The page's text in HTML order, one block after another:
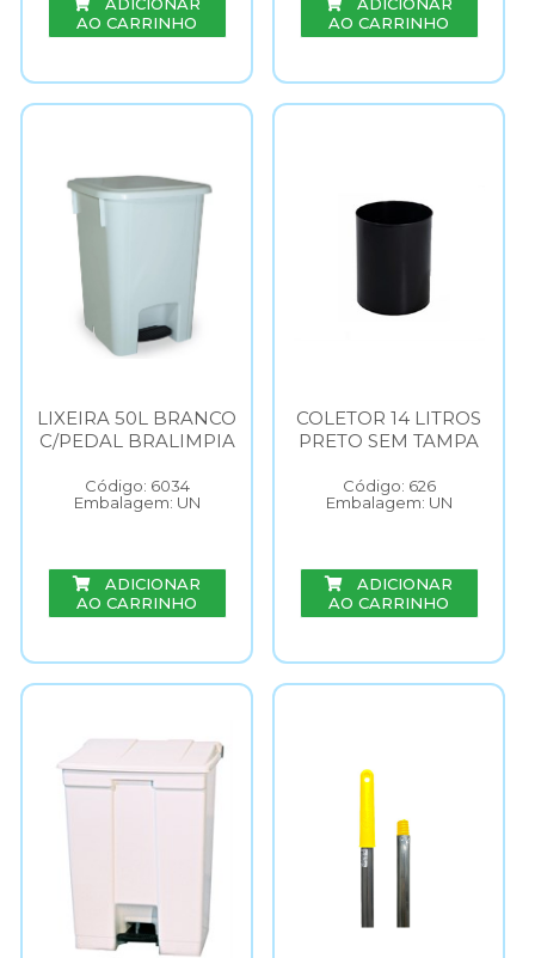
AO CARRINHO
AO CARRINHO
LIXEIRA 50L BRANCO
C/PEDAL BRALIMPIA
Código: 6034
Embalagem: UN
ADICIONAR
AO CARRINHO
COLETOR 14 LITROS
PRETO SEM TAMPA
Código: 626
Embalagem: UN
ADICIONAR
AO CARRINHO